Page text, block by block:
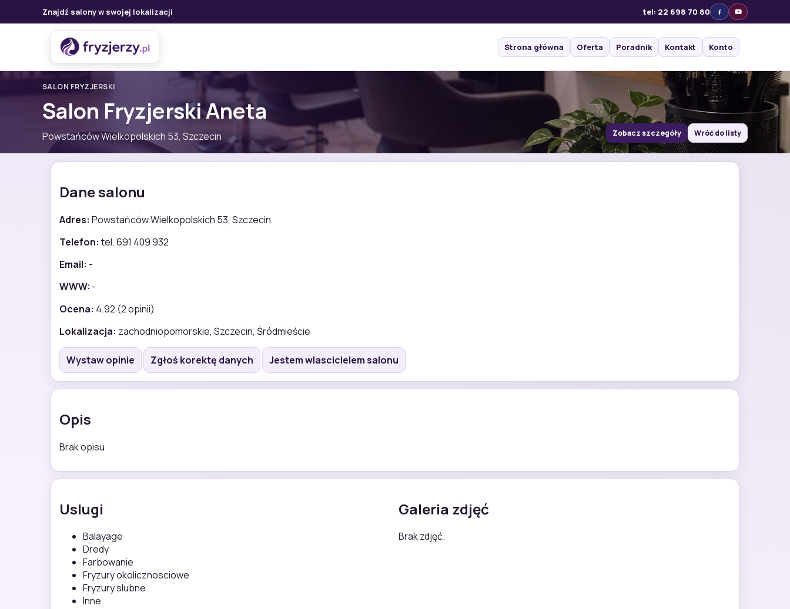
Znajdź salony w swojej lokalizacji tel: 22 698 70 80
Strona główna Oferta Poradnik Kontakt Konto
SALON FRYZJERSKI
Salon Fryzjerski Aneta
Powstańców Wielkopolskich 53, Szczecin Zobacz szczegóły Wróć do listy
Dane salonu
Adres: Powstańców Wielkopolskich 53, Szczecin
Telefon: tel. 691 409 932
Email: -
WWW: -
Ocena: 4.92 (2 opinii)
Lokalizacja: zachodniopomorskie, Szczecin, Śródmieście
Wystaw opinie Zgłoś korektę danych Jestem wlascicielem salonu
Opis
Brak opisu
Uslugi
Balayage
Dredy
Farbowanie
Fryzury okolicznosciowe
Fryzury slubne
Inne
Galeria zdjęć
Brak zdjęć.